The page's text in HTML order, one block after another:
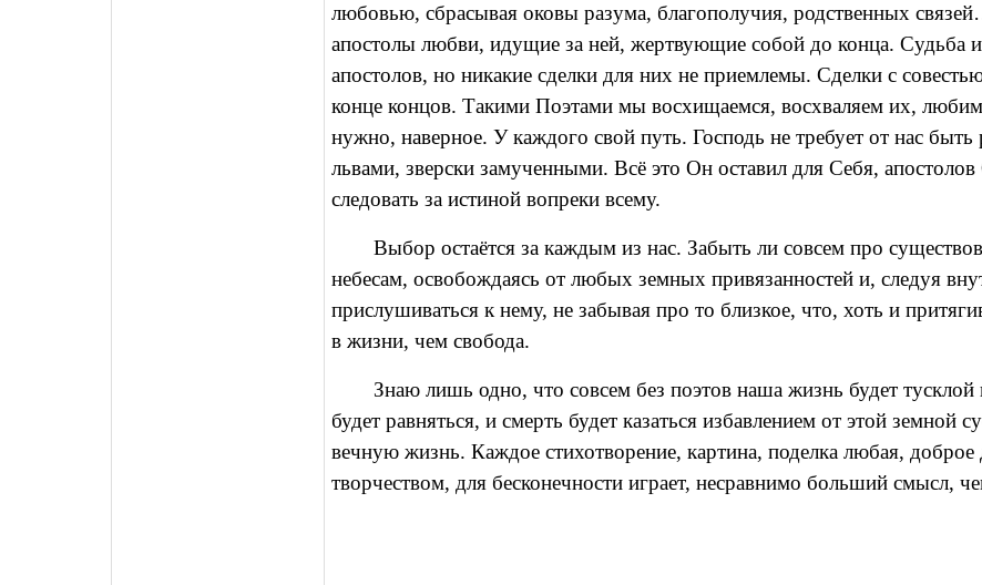
любовью, сбрасывая оковы разума, благополучия, родственных
апостолы любви, идущие за ней, жертвующие собой до конца. Судьба
апостолов, но никакие сделки для них не приемлемы. Сделки с
конце концов. Такими Поэтами мы восхищаемся, восхваляем их,
нужно, наверное. У каждого свой путь. Господь не требует от нас
львами, зверски замученными. Всё это Он оставил для Себя,
следовать за истиной вопреки всему.
Выбор остаётся за каждым из нас. Забыть ли совсем про
небесам, освобождаясь от любых земных привязанностей и, следуя
прислушиваться к нему, не забывая про то близкое, что, хоть и
в жизни, чем свобода.
Знаю лишь одно, что совсем без поэтов наша жизнь будет
будет равняться, и смерть будет казаться избавлением от этой земной
вечную жизнь. Каждое стихотворение, картина, поделка любая, доброе
творчеством, для бесконечности играет, несравнимо больший смысл,